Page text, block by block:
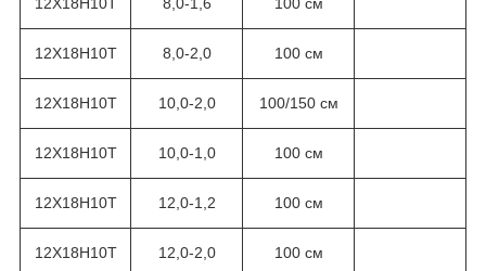
12Х18Н10Т 8,0-1,6 100 см
12Х18Н10Т 8,0-2,0 100 см
12Х18Н10Т 10,0-2,0 100/150 см
12Х18Н10Т 10,0-1,0 100 см
12Х18Н10Т 12,0-1,2 100 см
12Х18Н10Т 12,0-2,0 100 см